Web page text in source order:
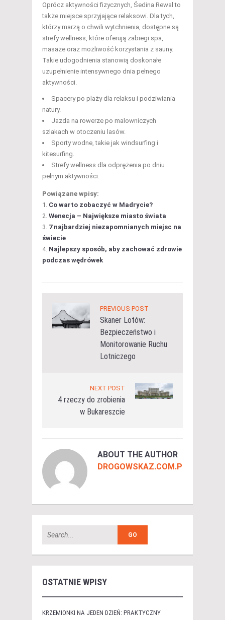
Oprócz aktywności fizycznych, Śedina Rewal to
także miejsce sprzyjające relaksowi. Dla tych,
którzy marzą o chwili wytchnienia, dostępne są
strefy wellness, które oferują zabiegi spa,
masaże oraz możliwość korzystania z sauny.
Takie udogodnienia stanowią doskonałe
uzupełnienie intensywnego dnia pełnego
aktywności.
Spacery po plaży dla relaksu i podziwiania
natury.
Jazda na rowerze po malowniczych
szlakach w otoczeniu lasów.
Sporty wodne, takie jak windsurfing i
kitesurfing.
Strefy wellness dla odprężenia po dniu
pełnym aktywności.
Powiązane wpisy:
Co warto zobaczyć w Madrycie?
Wenecja – Największe miasto świata
7 najbardziej niezapomnianych miejsc na
świecie
Najlepszy sposób, aby zachować zdrowie
podczas wędrówek
PREVIOUS POST
Skaner Lotów:
Bezpieczeństwo i
Monitorowanie Ruchu
Lotniczego
NEXT POST
4 rzeczy do zrobienia
w Bukareszcie
ABOUT THE AUTHOR
DROGOWSKAZ.COM.PL
OSTATNIE WPISY
KRZEMIONKI NA JEDEN DZIEŃ: PRAKTYCZNY